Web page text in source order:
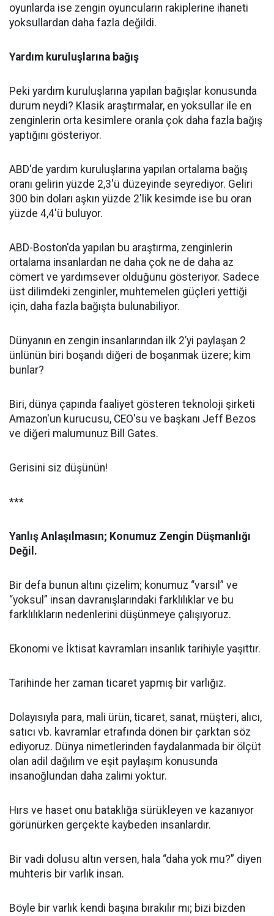
oyunlarda ise zengin oyuncuların rakiplerine ihaneti
yoksullardan daha fazla değildi.
Yardım kuruluşlarına bağış
Peki yardım kuruluşlarına yapılan bağışlar konusunda
durum neydi? Klasik araştırmalar, en yoksullar ile en
zenginlerin orta kesimlere oranla çok daha fazla bağış
yaptığını gösteriyor.
ABD'de yardım kuruluşlarına yapılan ortalama bağış
oranı gelirin yüzde 2,3'ü düzeyinde seyrediyor. Geliri
300 bin doları aşkın yüzde 2'lik kesimde ise bu oran
yüzde 4,4'ü buluyor.
ABD-Boston'da yapılan bu araştırma, zenginlerin
ortalama insanlardan ne daha çok ne de daha az
cömert ve yardımsever olduğunu gösteriyor. Sadece
üst dilimdeki zenginler, muhtemelen güçleri yettiği
için, daha fazla bağışta bulunabiliyor.
Dünyanın en zengin insanlarından ilk 2’yi paylaşan 2
ünlünün biri boşandı diğeri de boşanmak üzere; kim
bunlar?
Biri, dünya çapında faaliyet gösteren teknoloji şirketi
Amazon'un kurucusu, CEO'su ve başkanı Jeff Bezos
ve diğeri malumunuz Bill Gates.
Gerisini siz düşünün!
***
Yanlış Anlaşılmasın; Konumuz Zengin Düşmanlığı
Değil.
Bir defa bunun altını çizelim; konumuz “varsıl” ve
“yoksul” insan davranışlarındaki farklılıklar ve bu
farklılıkların nedenlerini düşünmeye çalışıyoruz.
Ekonomi ve İktisat kavramları insanlık tarihiyle yaşıttır.
Tarihinde her zaman ticaret yapmış bir varlığız.
Dolayısıyla para, mali ürün, ticaret, sanat, müşteri, alıcı,
satıcı vb. kavramlar etrafında dönen bir çarktan söz
ediyoruz. Dünya nimetlerinden faydalanmada bir ölçüt
olan adil dağılım ve eşit paylaşım konusunda
insanoğlundan daha zalimi yoktur.
Hırs ve haset onu bataklığa sürükleyen ve kazanıyor
görünürken gerçekte kaybeden insanlardır.
Bir vadi dolusu altın versen, hala “daha yok mu?” diyen
muhteris bir varlık insan.
Böyle bir varlık kendi başına bırakılır mı; bizi bizden